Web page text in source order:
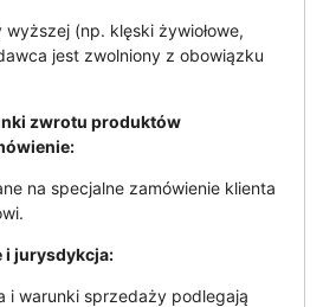
wyższej (np. klęski żywiołowe,
jest zwolniony z obowiązku
zwrotu produktów
na specjalne zamówienie klienta
i jurysdykcja:
i warunki sprzedaży podlegają